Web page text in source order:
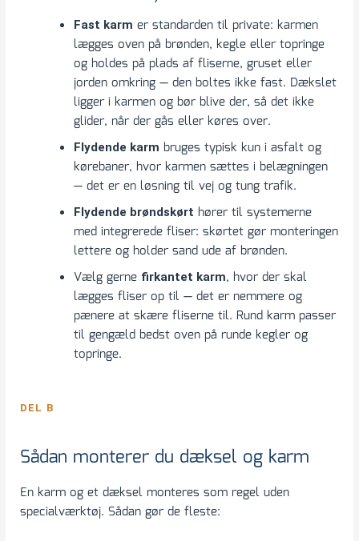
Fast karm er standarden til private: karmen
lægges oven på brønden, kegle eller topringe
og holdes på plads af fliserne, gruset eller
jorden omkring — den boltes ikke fast. Dækslet
ligger i karmen og bør blive der, så det ikke
glider, når der gås eller køres over.
Flydende karm bruges typisk kun i asfalt og
kørebaner, hvor karmen sættes i belægningen
— det er en løsning til vej og tung trafik.
Flydende brøndskørt hører til systemerne
med integrerede fliser: skørtet gør monteringen
lettere og holder sand ude af brønden.
Vælg gerne firkantet karm, hvor der skal
lægges fliser op til — det er nemmere og
pænere at skære fliserne til. Rund karm passer
til gengæld bedst oven på runde kegler og
topringe.
DEL B
Sådan monterer du dæksel og karm
En karm og et dæksel monteres som regel uden
specialværktøj. Sådan gør de fleste: